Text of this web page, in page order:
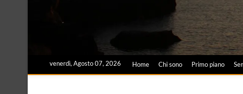
venerdì, Agosto 07, 2026 Home Chi sono Primo piano